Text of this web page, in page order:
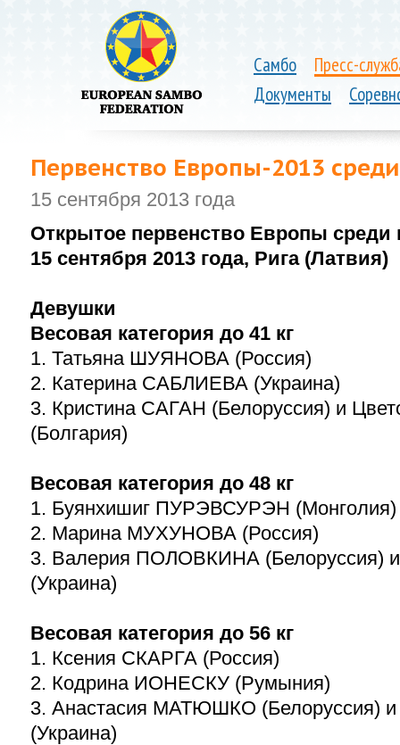
Самбо
Пресс-
Документы
Первенство Европы-2013
15 сентября 2013 года
Открытое первенство Европы среди
15 сентября 2013 года, Рига (Латвия)
Девушки
Весовая категория до 41 кг
1. Татьяна ШУЯНОВА (Россия)
2. Катерина САБЛИЕВА (Украина)
3. Кристина САГАН (Белоруссия) и
(Болгария)
Весовая категория до 48 кг
1. Буянхишиг ПУРЭВСУРЭН (Монголия)
2. Марина МУХУНОВА (Россия)
3. Валерия ПОЛОВКИНА (Белоруссия)
(Украина)
Весовая категория до 56 кг
1. Ксения СКАРГА (Россия)
2. Кодрина ИОНЕСКУ (Румыния)
3. Анастасия МАТЮШКО (Белоруссия)
(Украина)